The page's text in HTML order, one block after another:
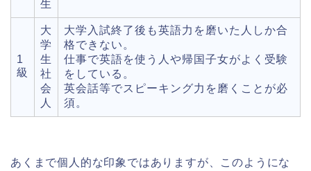
生
1
級
大
学
生
社
会
人
大学入試終了後も英語力を磨いた人しか合
格できない。
仕事で英語を使う人や帰国子女がよく受験
をしている。
英会話等でスピーキング力を磨くことが必
須。
あくまで個人的な印象ではありますが、このようにな